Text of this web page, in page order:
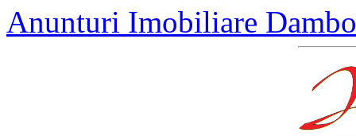
Anunturi Imobiliare